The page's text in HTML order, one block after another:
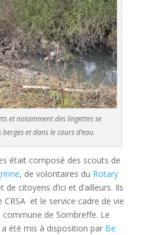
et notamment des lingettes se
et dans le cours d’eau.
était composé des scouts de
, de volontaires du Rotary
de citoyens d’ici et d’ailleurs. Ils
CRSA et le service cadre de vie
de Sombreffe. Le
été mis à disposition par Be